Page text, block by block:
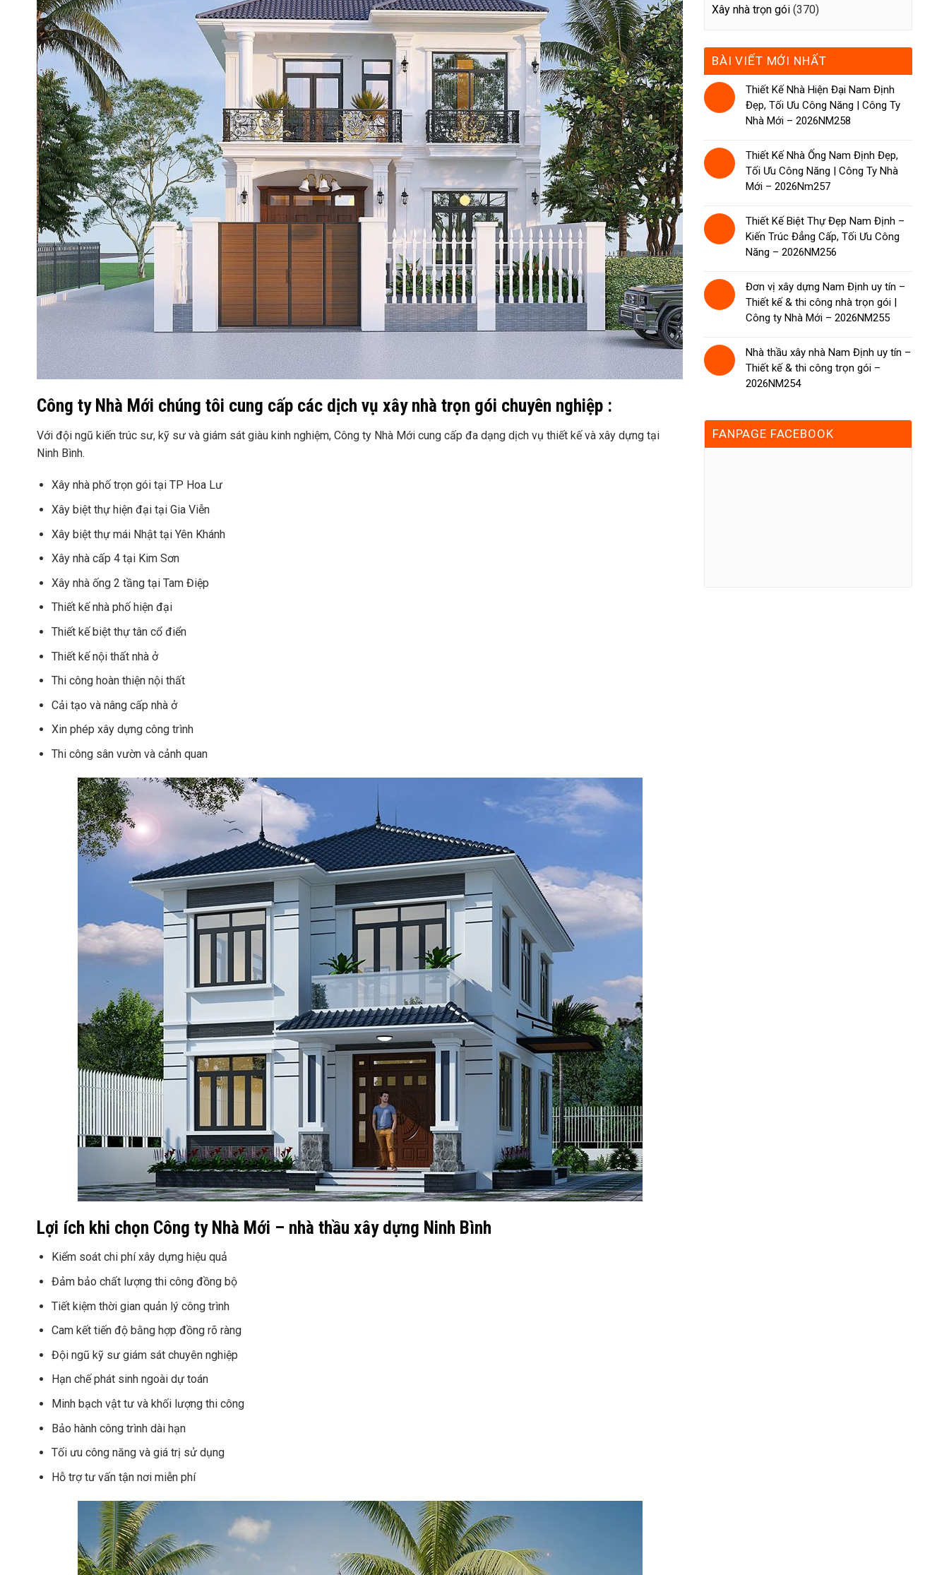
Công ty Nhà Mới chúng tôi cung cấp các dịch vụ xây nhà trọn gói chuyên nghiệp :
Với đội ngũ kiến trúc sư, kỹ sư và giám sát giàu kinh nghiệm, Công ty Nhà Mới cung cấp đa dạng dịch vụ thiết kế và xây dựng tại
Ninh Bình.
Xây nhà phố trọn gói tại TP Hoa Lư
Xây biệt thự hiện đại tại Gia Viễn
Xây biệt thự mái Nhật tại Yên Khánh
Xây nhà cấp 4 tại Kim Sơn
Xây nhà ống 2 tầng tại Tam Điệp
Thiết kế nhà phố hiện đại
Thiết kế biệt thự tân cổ điển
Thiết kế nội thất nhà ở
Thi công hoàn thiện nội thất
Cải tạo và nâng cấp nhà ở
Xin phép xây dựng công trình
Thi công sân vườn và cảnh quan
Lợi ích khi chọn Công ty Nhà Mới – nhà thầu xây dựng Ninh Bình
Kiểm soát chi phí xây dựng hiệu quả
Đảm bảo chất lượng thi công đồng bộ
Tiết kiệm thời gian quản lý công trình
Cam kết tiến độ bằng hợp đồng rõ ràng
Đội ngũ kỹ sư giám sát chuyên nghiệp
Hạn chế phát sinh ngoài dự toán
Minh bạch vật tư và khối lượng thi công
Bảo hành công trình dài hạn
Tối ưu công năng và giá trị sử dụng
Hỗ trợ tư vấn tận nơi miễn phí
Xây nhà trọn gói (370)
BÀI VIẾT MỚI NHẤT
Thiết Kế Nhà Hiện Đại Nam Định
Đẹp, Tối Ưu Công Năng | Công Ty
Nhà Mới – 2026NM258
Thiết Kế Nhà Ống Nam Định Đẹp,
Tối Ưu Công Năng | Công Ty Nhà
Mới – 2026Nm257
Thiết Kế Biệt Thự Đẹp Nam Định –
Kiến Trúc Đẳng Cấp, Tối Ưu Công
Năng – 2026NM256
Đơn vị xây dựng Nam Định uy tín –
Thiết kế & thi công nhà trọn gói |
Công ty Nhà Mới – 2026NM255
Nhà thầu xây nhà Nam Định uy tín –
Thiết kế & thi công trọn gói –
2026NM254
FANPAGE FACEBOOK